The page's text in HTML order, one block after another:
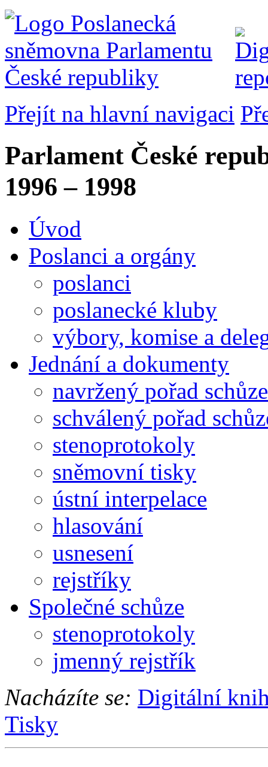
Přejít na hlavní navigaci
Parlament České
1996 – 1998
Úvod
Poslanci a orgány
poslanci
poslanecké kluby
výbory, komise a
Jednání a dokumenty
navržený pořad schůze
schválený pořad
stenoprotokoly
sněmovní tisky
ústní interpelace
hlasování
usnesení
rejstříky
Společné schůze
stenoprotokoly
jmenný rejstřík
Nacházíte se: Digitální
Tisky